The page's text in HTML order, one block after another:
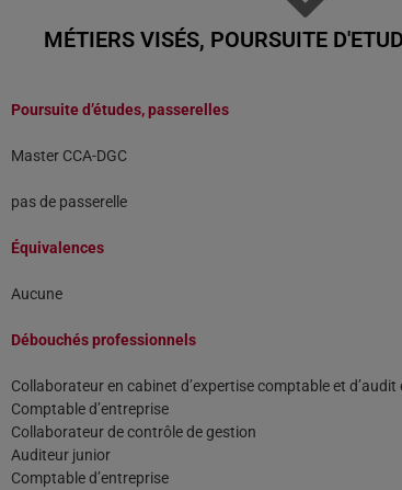
MÉTIERS VISÉS, POURSUITE
Poursuite d’études, passerelles
Master CCA-DGC
pas de passerelle
Équivalences
Aucune
Débouchés professionnels
Collaborateur en cabinet d’expertise comptable et d’audit
Comptable d’entreprise
Collaborateur de contrôle de gestion
Auditeur junior
Comptable d’entreprise